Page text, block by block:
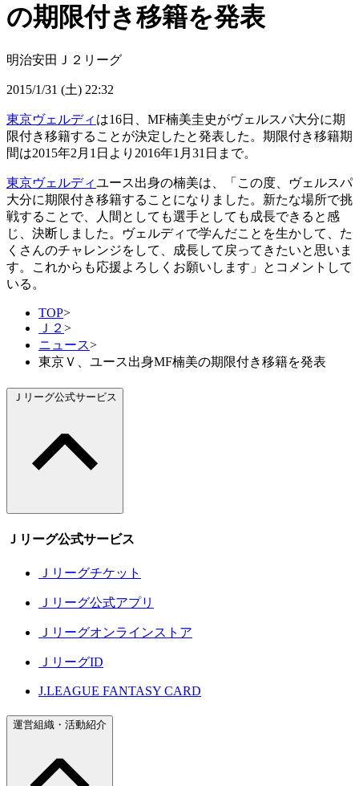
の期限付き移籍を発表
明治安田Ｊ２リーグ
2015/1/31 (土) 22:32
東京ヴェルディ は16日、MF楠美圭史がヴェルスパ大分に期
限付き移籍することが決定したと発表した。期限付き移籍期
間は2015年2月1日より2016年1月31日まで。
東京ヴェルディユース出身の楠美は、「この度、ヴェルスパ
大分に期限付き移籍することになりました。新たな場所で挑
戦することで、人間としても選手としても成長できると感
じ、決断しました。ヴェルディで学んだことを生かして、た
くさんのチャレンジをして、成長して戻ってきたいと思いま
す。これからも応援よろしくお願いします」とコメントして
いる。
TOP>
Ｊ２ >
ニュース>
東京Ｖ、ユース出身MF楠美の期限付き移籍を発表
Ｊリーグ公式サービス
Ｊリーグ公式サービス
Ｊリーグチケット
Ｊリーグ公式アプリ
Ｊリーグオンラインストア
ＪリーグID
J.LEAGUE FANTASY CARD
運営組織・活動紹介